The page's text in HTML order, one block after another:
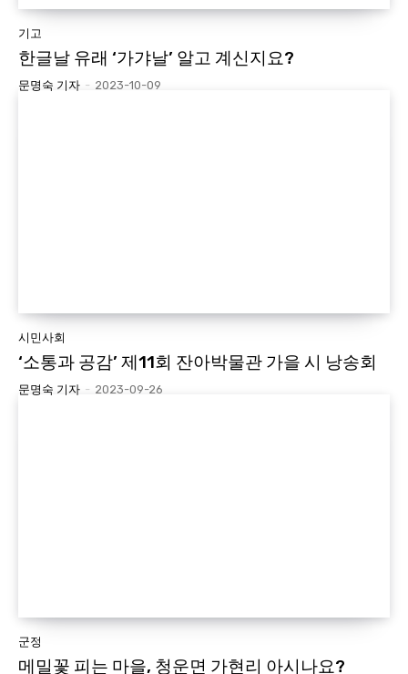
기고
한글날 유래 ‘가갸날’ 알고 계신지요?
문명숙 기자 - 2023-10-09
시민사회
‘소통과 공감’ 제11회 잔아박물관 가을 시 낭송회
문명숙 기자 - 2023-09-26
군정
메밀꽃 피는 마을, 청운면 가현리 아시나요?